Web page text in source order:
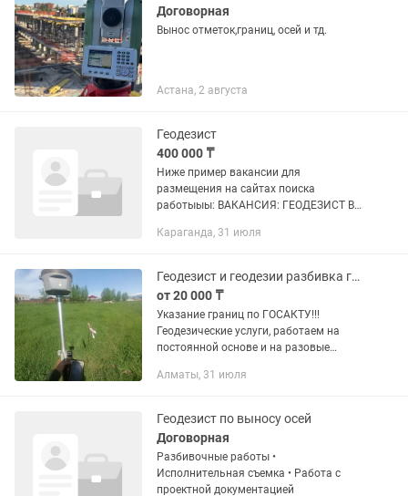
Договорная
Вынос отметок,границ, осей и тд.
Астана, 2 августа
Геодезист
400 000 ₸
Ниже пример вакансии для
размещения на сайтах поиска
работыыы: ВАКАНСИЯ: ГЕОДЕЗИСТ В
требуется геодезист с опытом работы
среднее...
Караганда, 31 июля
Геодезист и геодезии разбивка границы и топосъемка
от 20 000 ₸
Указание границ по ГОСАКТУ!!!
Геодезические услуги, работаем на
постоянной основе и на разовые
Можно на оклад или на объем.
(тахеометр,GPS...
Алматы, 31 июля
Геодезист по выносу осей
Договорная
Разбивочные работы •
Исполнительная съемка • Работа с
проектной документацией